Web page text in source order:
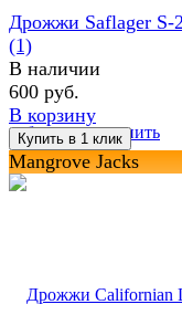
избранное сравнить
Дрожжи Saflager S-
(1)
В наличии
600 руб.
В корзину
Mangrove Jacks